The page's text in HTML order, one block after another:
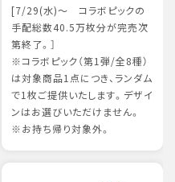
[7/29(水)～ コラボピックの
手配総数40.5万枚分が完売次
第終了。］
※コラボピック（第1弾/全8種）
は対象商品1点につき、ランダム
で1枚ご提供いたします。デザイ
ンはお選びいただけません。
※お持ち帰り対象外。